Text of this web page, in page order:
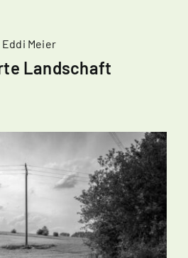
Eddi Meier
Landschaft